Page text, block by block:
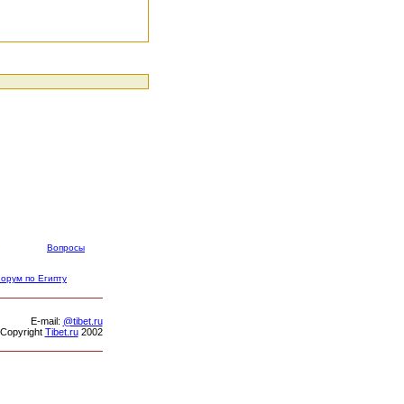
Вопросы
по Египту
Е-mail: @tibet.ru
Copyright Tibet.ru2002